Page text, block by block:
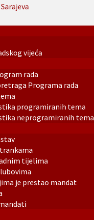
vijeća
rada
Programa rada
programiranih tema
neprogramiranih tema
tijelima
je prestao mandat